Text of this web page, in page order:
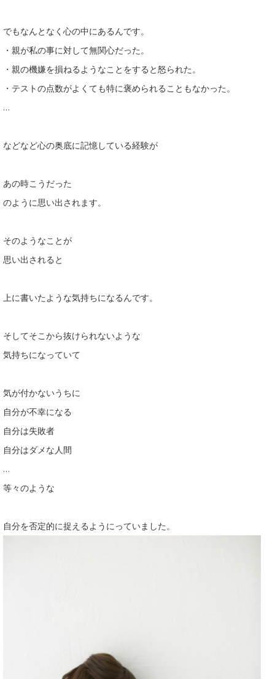
でもなんとなく心の中にあるんです。
・親が私の事に対して無関心だった。
・親の機嫌を損ねるようなことをすると怒られた。
・テストの点数がよくても特に褒められることもなかった。
…
などなど心の奥底に記憶している経験が
あの時こうだった
のように思い出されます。
そのようなことが
思い出されると
上に書いたような気持ちになるんです。
そしてそこから抜けられないような
気持ちになっていて
気が付かないうちに
自分が不幸になる
自分は失敗者
自分はダメな人間
…
等々のような
自分を否定的に捉えるようにっていました。